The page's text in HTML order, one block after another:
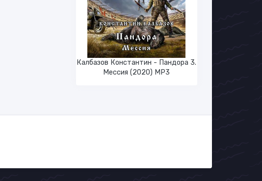
Калбазов Константин - Пандора 3.
Мессия (2020) MP3